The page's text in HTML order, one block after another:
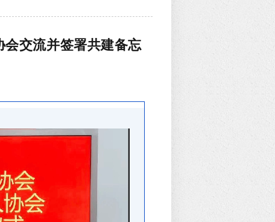
交流并签署共建备忘